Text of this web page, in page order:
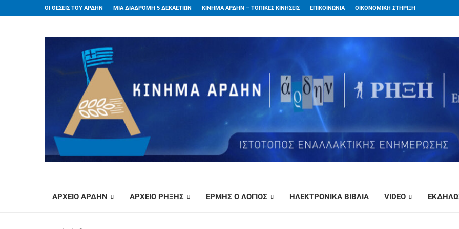
ΟΙ ΘΕΣΕΙΣ ΤΟΥ ΑΡΔΗΝ ΜΙΑ ΔΙΑΔΡΟΜΗ 5 ΔΕΚΑΕΤΙΩΝ ΚΙΝΗΜΑ ΑΡΔΗΝ – ΤΟΠΙΚΕΣ ΚΙΝΗΣΕΙΣ ΕΠΙΚΟΙΝΩΝΙΑ ΟΙΚΟΝΟΜΙΚΗ ΣΤΗΡΙΞΗ
ΑΡΧΕΙΟ ΑΡΔΗΝ ΑΡΧΕΙΟ ΡΗΞΗΣ ΕΡΜΗΣ Ο ΛΟΓΙΟΣ ΗΛΕΚΤΡΟΝΙΚΑ ΒΙΒΛΙΑ VIDEO